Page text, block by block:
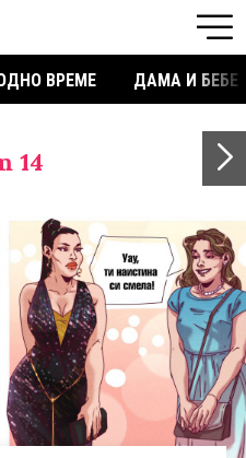
ВРЕМЕ ДАМА И БЕБЕ
14